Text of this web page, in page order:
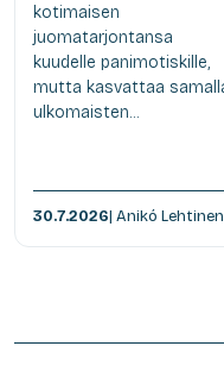
kotimaisen
juomatarjontansa
kuudelle panimotiskille,
mutta kasvattaa
ulkomaisten...
30.7.2026| Anikó Lehtinen